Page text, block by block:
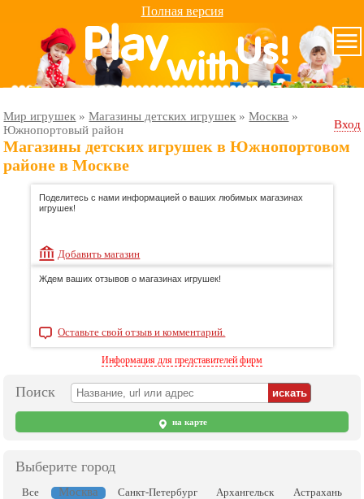
Полная версия
Мир игрушек »Магазины детских игрушек »Москва »
Южнопортовый район
Вход
Магазины детских игрушек в Южнопортовом
районе в Москве
Поделитесь с нами информацией о ваших любимых магазинах
игрушек!
Добавить магазин
Ждем ваших отзывов о магазинах игрушек!
Оставьте свой отзыв и комментарий.
Информация для представителей фирм
Поиск
на карте
Выберите город
Все Москва Санкт-Петербург Архангельск
Астрахань